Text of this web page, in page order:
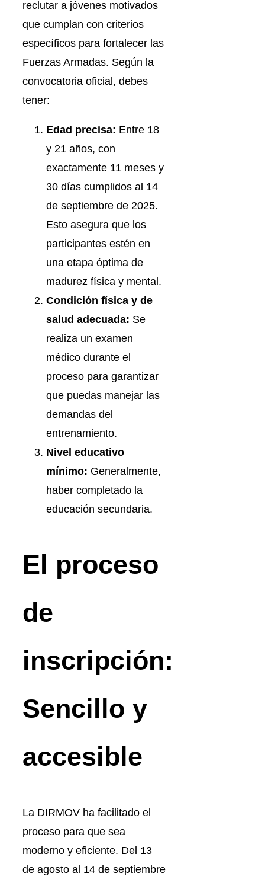
reclutar a jóvenes motivados
que cumplan con criterios
específicos para fortalecer las
Fuerzas Armadas. Según la
convocatoria oficial, debes
tener:
Edad precisa: Entre 18
y 21 años, con
exactamente 11 meses y
30 días cumplidos al 14
de septiembre de 2025.
Esto asegura que los
participantes estén en
una etapa óptima de
madurez física y mental.
Condición física y de
salud adecuada: Se
realiza un examen
médico durante el
proceso para garantizar
que puedas manejar las
demandas del
entrenamiento.
Nivel educativo
mínimo: Generalmente,
haber completado la
educación secundaria.
El proceso
de
inscripción:
Sencillo y
accesible
La DIRMOV ha facilitado el
proceso para que sea
moderno y eficiente. Del 13
de agosto al 14 de septiembre